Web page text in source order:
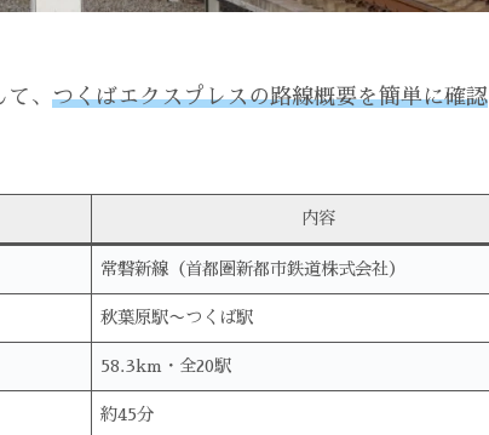
、 つくばエクスプレスの路線概要を簡単に確認
内容
常磐新線（首都圏新都市鉄道株式会社）
秋葉原駅〜つくば駅
58.3km・全20駅
約45分